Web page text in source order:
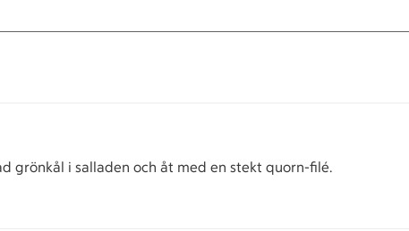
grönkål i salladen och åt med en stekt quorn-filé.